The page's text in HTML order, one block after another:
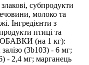
субпродукти
молоко та
Інгредієнти з
птиці та
(на 1 кг):
(3b103) - 6 мг;
- 2,4 мг; марганець